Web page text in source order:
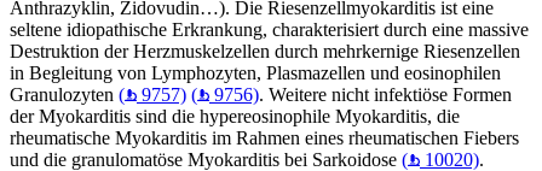
Anthrazyklin, Zidovudin…). Die Riesenzellmyokarditis ist eine
seltene idiopathische Erkrankung, charakterisiert durch eine massive
Destruktion der Herzmuskelzellen durch mehrkernige Riesenzellen
in Begleitung von Lymphozyten, Plasmazellen und eosinophilen
Granulozyten ( 9757) ( 9756). Weitere nicht infektiöse Formen
der Myokarditis sind die hypereosinophile Myokarditis, die
rheumatische Myokarditis im Rahmen eines rheumatischen Fiebers
und die granulomatöse Myokarditis bei Sarkoidose ( 10020).